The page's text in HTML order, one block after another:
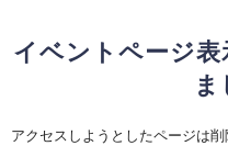
イベントページ
ま
アクセスしようとしたページは